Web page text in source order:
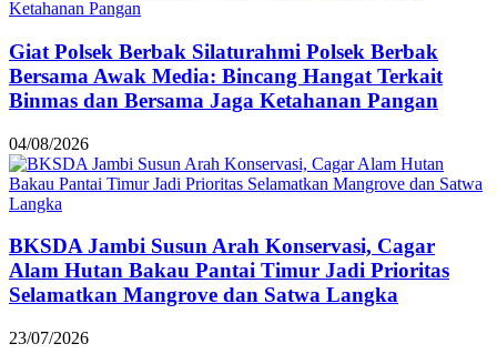
Giat Polsek Berbak Silaturahmi Polsek Berbak
Bersama Awak Media: Bincang Hangat Terkait
Binmas dan Bersama Jaga Ketahanan Pangan
04/08/2026
BKSDA Jambi Susun Arah Konservasi, Cagar
Alam Hutan Bakau Pantai Timur Jadi Prioritas
Selamatkan Mangrove dan Satwa Langka
23/07/2026